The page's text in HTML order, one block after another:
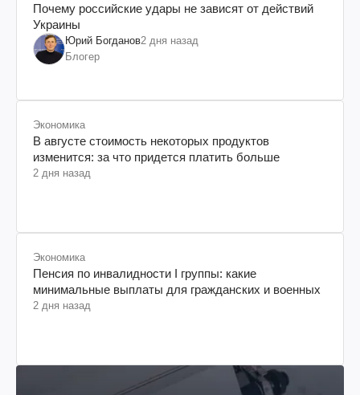
Почему российские удары не зависят от действий
Украины
Юрий Богданов2 дня назад
Блогер
Экономика
В августе стоимость некоторых продуктов
изменится: за что придется платить больше
2 дня назад
Экономика
Пенсия по инвалидности I группы: какие
минимальные выплаты для гражданских и военных
2 дня назад